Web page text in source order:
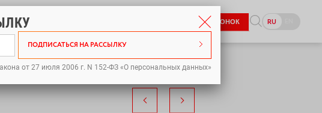
pr@icl-services.com
ЗАКАЗАТЬ ЗВОНОК RU
ПОДПИСАТЬСЯ НА РАССЫЛКУ
от 27 июля 2006 г. N 152-ФЗ «О персональных данных»